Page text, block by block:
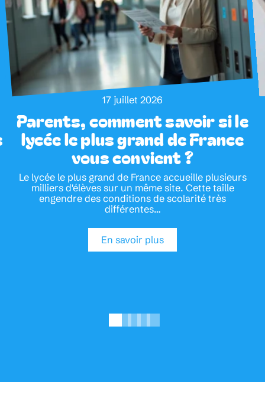
17 juillet 2026
Parents, comment savoir si le
lycée le plus grand de France
vous convient ?
Le lycée le plus grand de France accueille plusieurs
milliers d'élèves sur un même site. Cette taille
engendre des conditions de scolarité très
différentes…
En savoir plus